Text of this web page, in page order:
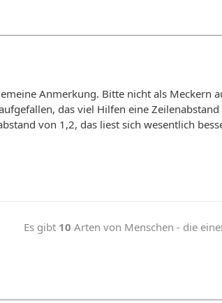
Anmerkung. Bitte nicht als Meckern
das viel Hilfen eine
von 1,2, das liest sich wesentlich
Es gibt 10 Arten von Menschen - die